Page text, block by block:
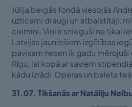
Jūlija beigās fondā viesojās
uzticami draugi un atbalstītāji,
ciemiņi. Viņi ir snieguši ne tikai
Latvijas jauniešiem izglītības
pavisam nesen ik gadu mērojuši
Rīgu, lai kopā ar saviem
kādu izrādi Operas un baleta
31.07. Tikšanās ar Natāliju